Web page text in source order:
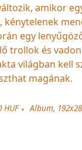
amikor
egy
trollok és
világban kell
magának.
HUF Album,